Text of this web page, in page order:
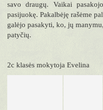
savo draugų. Vaikai
pasijuokę. Pakalbėję rašėme
galėjo pasakyti, ko, jų
patyčių.
2c klasės mokytoja Evelina